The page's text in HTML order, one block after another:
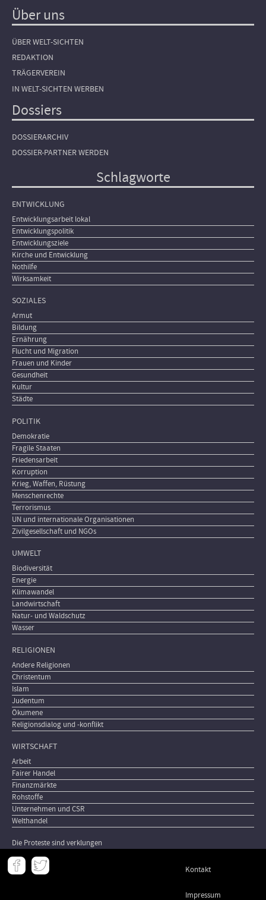
Über uns
ÜBER WELT-SICHTEN
REDAKTION
TRÄGERVEREIN
IN WELT-SICHTEN WERBEN
Dossiers
DOSSIERARCHIV
DOSSIER-PARTNER WERDEN
Schlagworte
ENTWICKLUNG
Entwicklungsarbeit lokal
Entwicklungspolitik
Entwicklungsziele
Kirche und Entwicklung
Nothilfe
Wirksamkeit
SOZIALES
Armut
Bildung
Ernährung
Flucht und Migration
Frauen und Kinder
Gesundheit
Kultur
Städte
POLITIK
Demokratie
Fragile Staaten
Friedensarbeit
Korruption
Krieg, Waffen, Rüstung
Menschenrechte
Terrorismus
UN und internationale Organisationen
Zivilgesellschaft und NGOs
UMWELT
Biodiversität
Energie
Klimawandel
Landwirtschaft
Natur- und Waldschutz
Wasser
RELIGIONEN
Andere Religionen
Christentum
Islam
Judentum
Ökumene
Religionsdialog und -konflikt
WIRTSCHAFT
Arbeit
Fairer Handel
Finanzmärkte
Rohstoffe
Unternehmen und CSR
Welthandel
Die Proteste sind verklungen
Meta
- Kontakt
Impressum